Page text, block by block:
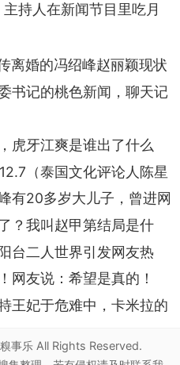
主持人在新闻节目里吃月
离婚的冯绍峰赵丽颖现状
书记的桃色新闻，聊天记
虎牙江爽是谁出了什么
（泰国文化评论人陈星
有20多岁大儿子，曾进网
？我叫赵甲第结局是什
台二人世界引发网友热
网友说：希望是真的！
王妃于危难中，卡米拉的
糗事乐All Rights Reserved.